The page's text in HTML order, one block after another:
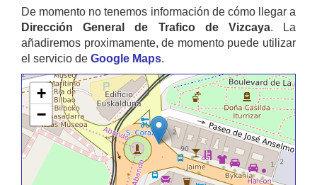
De momento no tenemos información de cómo llegar a
Dirección General de Trafico de Vizcaya. La
añadiremos proximamente, de momento puede utilizar
el servicio de Google Maps.
+
−